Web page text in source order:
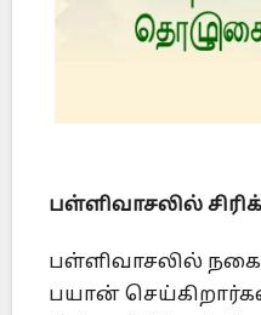
பள்ளிவாசலில்
பள்ளிவாசலில்
பயான்